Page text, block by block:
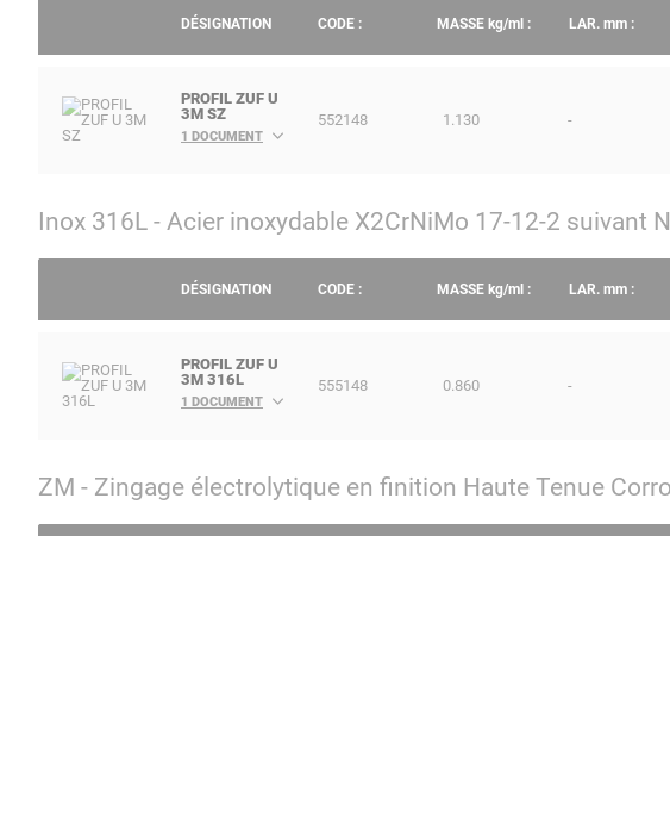
DÉSIGNATION CODE : MASSE kg/ml : LAR. mm :
PROFIL ZUF U
3M SZ
1 DOCUMENT
552148 1.130 -
Inox 316L - Acier inoxydable X2CrNiMo 17-12-2 suivant
DÉSIGNATION CODE : MASSE kg/ml : LAR. mm :
PROFIL ZUF U
3M 316L
1 DOCUMENT
555148 0.860 -
ZM - Zingage électrolytique en finition Haute Tenue